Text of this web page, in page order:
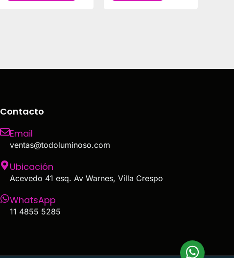
Contacto
Email
ventas@todoluminoso.com
Ubicación
Acevedo 41 esq. Av Warnes, Villa Crespo
WhatsApp
11 4855 5285